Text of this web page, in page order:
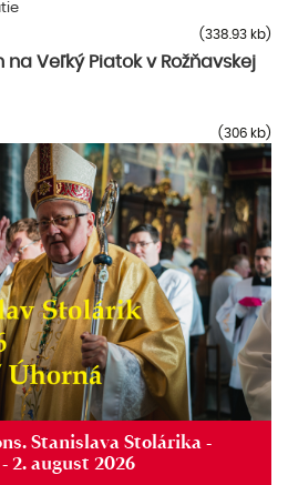
(338.93 kb)
Veľký Piatok v Rožňavskej
(306 kb)
Stanislava Stolárika -
2. august 2026